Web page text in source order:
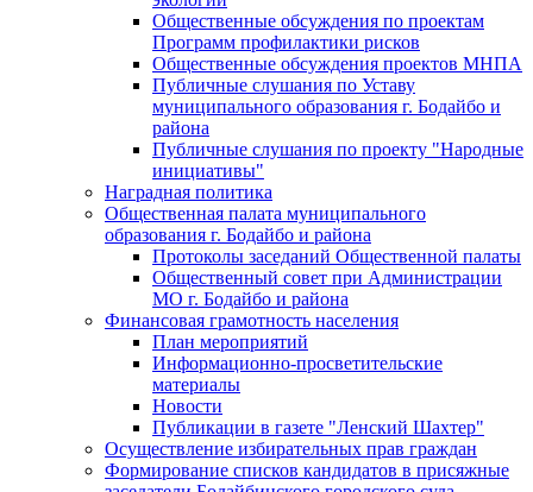
Общественные обсуждения по проектам
Программ профилактики рисков
Общественные обсуждения проектов МНПА
Публичные слушания по Уставу
муниципального образования г. Бодайбо и
района
Публичные слушания по проекту "Народные
инициативы"
Наградная политика
Общественная палата муниципального
образования г. Бодайбо и района
Протоколы заседаний Общественной палаты
Общественный совет при Администрации
МО г. Бодайбо и района
Финансовая грамотность населения
План мероприятий
Информационно-просветительские
материалы
Новости
Публикации в газете "Ленский Шахтер"
Осуществление избирательных прав граждан
Формирование списков кандидатов в присяжные